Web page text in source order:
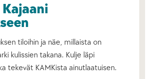
tiloihin ja näe, millaista on
kulissien takana. Kulje läpi
tekevät KAMKista ainutlaatuisen.